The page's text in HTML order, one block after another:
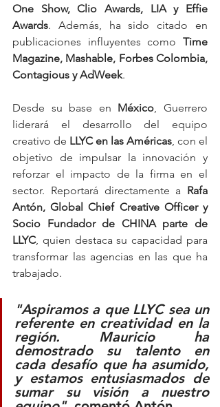
One Show, Clio Awards, LIA y Effie
Awards. Además, ha sido citado en
publicaciones influyentes como Time
Magazine, Mashable, Forbes Colombia,
Contagious y AdWeek.
Desde su base en México, Guerrero
liderará el desarrollo del equipo
creativo de LLYC en las Américas, con el
objetivo de impulsar la innovación y
reforzar el impacto de la firma en el
sector. Reportará directamente a Rafa
Antón, Global Chief Creative Officer y
Socio Fundador de CHINA parte de
LLYC, quien destaca su capacidad para
transformar las agencias en las que ha
trabajado.
"Aspiramos a que LLYC sea un
referente en creatividad en la
región. Mauricio ha
demostrado su talento en
cada desafío que ha asumido,
y estamos entusiasmados de
sumar su visión a nuestro